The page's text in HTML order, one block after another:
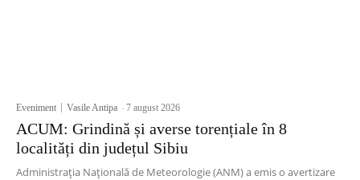
Eveniment Vasile Antipa -7 august 2026
ACUM: Grindină și averse torențiale în 8
localități din județul Sibiu
Administrația Națională de Meteorologie (ANM) a emis o avertizare